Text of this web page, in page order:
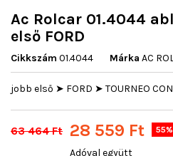
Ac Rolcar 01.4044
első FORD
Cikkszám 01.4044 Márka AC
jobb első ➤ FORD ➤ TOURNEO
63 464 Ft 28 559 Ft
Adóval együtt